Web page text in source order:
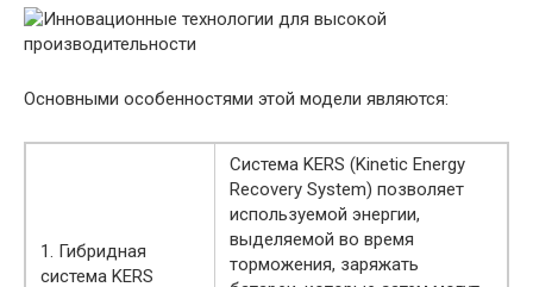
Основными особенностями этой модели являются:
1. Гибридная
система KERS
Система KERS (Kinetic Energy
Recovery System) позволяет
используемой энергии,
выделяемой во время
торможения, заряжать